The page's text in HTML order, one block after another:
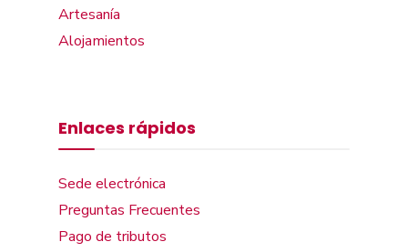
Artesanía
Alojamientos
Enlaces rápidos
Sede electrónica
Preguntas Frecuentes
Pago de tributos